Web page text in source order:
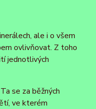
ale i o všem
ovlivňovat. Z toho
jednotlivých
se za běžných
ve kterém